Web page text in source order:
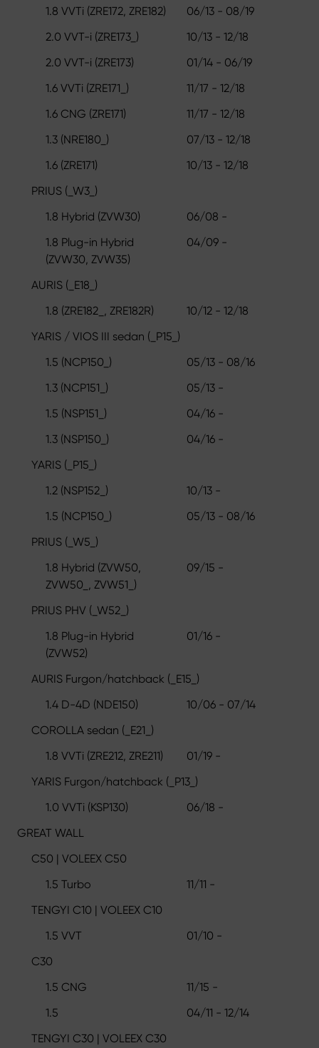
1.8 VVTi (ZRE172, ZRE182)
06/13 - 08/19
2.0 VVT-i (ZRE173_)
10/13 - 12/18
2.0 VVT-i (ZRE173)
01/14 - 06/19
1.6 VVTi (ZRE171_)
11/17 - 12/18
1.6 CNG (ZRE171)
11/17 - 12/18
1.3 (NRE180_)
07/13 - 12/18
1.6 (ZRE171)
10/13 - 12/18
PRIUS (_W3_)
1.8 Hybrid (ZVW30)
06/08 -
1.8 Plug-in Hybrid
(ZVW30, ZVW35)
04/09 -
AURIS (_E18_)
1.8 (ZRE182_, ZRE182R)
10/12 - 12/18
YARIS / VIOS III sedan (_P15_)
1.5 (NCP150_)
05/13 - 08/16
1.3 (NCP151_)
05/13 -
1.5 (NSP151_)
04/16 -
1.3 (NSP150_)
04/16 -
YARIS (_P15_)
1.2 (NSP152_)
10/13 -
1.5 (NCP150_)
05/13 - 08/16
PRIUS (_W5_)
1.8 Hybrid (ZVW50,
ZVW50_, ZVW51_)
09/15 -
PRIUS PHV (_W52_)
1.8 Plug-in Hybrid
(ZVW52)
01/16 -
AURIS Furgon/hatchback (_E15_)
1.4 D-4D (NDE150)
10/06 - 07/14
COROLLA sedan (_E21_)
1.8 VVTi (ZRE212, ZRE211)
01/19 -
YARIS Furgon/hatchback (_P13_)
1.0 VVTi (KSP130)
06/18 -
GREAT WALL
C50 | VOLEEX C50
1.5 Turbo
11/11 -
TENGYI C10 | VOLEEX C10
1.5 VVT
01/10 -
C30
1.5 CNG
11/15 -
1.5
04/11 - 12/14
TENGYI C30 | VOLEEX C30